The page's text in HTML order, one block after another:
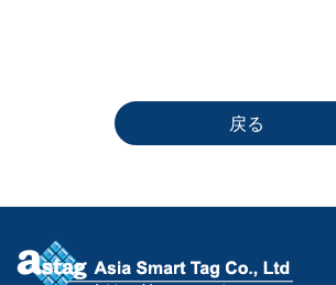
戻る